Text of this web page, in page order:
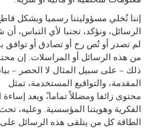
إننا نُخلي مسؤوليتنا رسميا وبشكل
الرسائل، ونؤكد، تجنبا لأي التباس،
لم تصدر أو تُص رح أو تصادق أو
من هذه الرسائل أو المراسلات. إن
ذلك – على سبيل المثال لا الحصر –
المقدمة، والتواقيع المستخدمة، تمثل
محتوى زائفا ومضللاً تماما،ً ويعد إساءة
الفكرية وهويتنا المؤسسية. وعليه،
الطاقة كل من يتلقى هذه الرسائل